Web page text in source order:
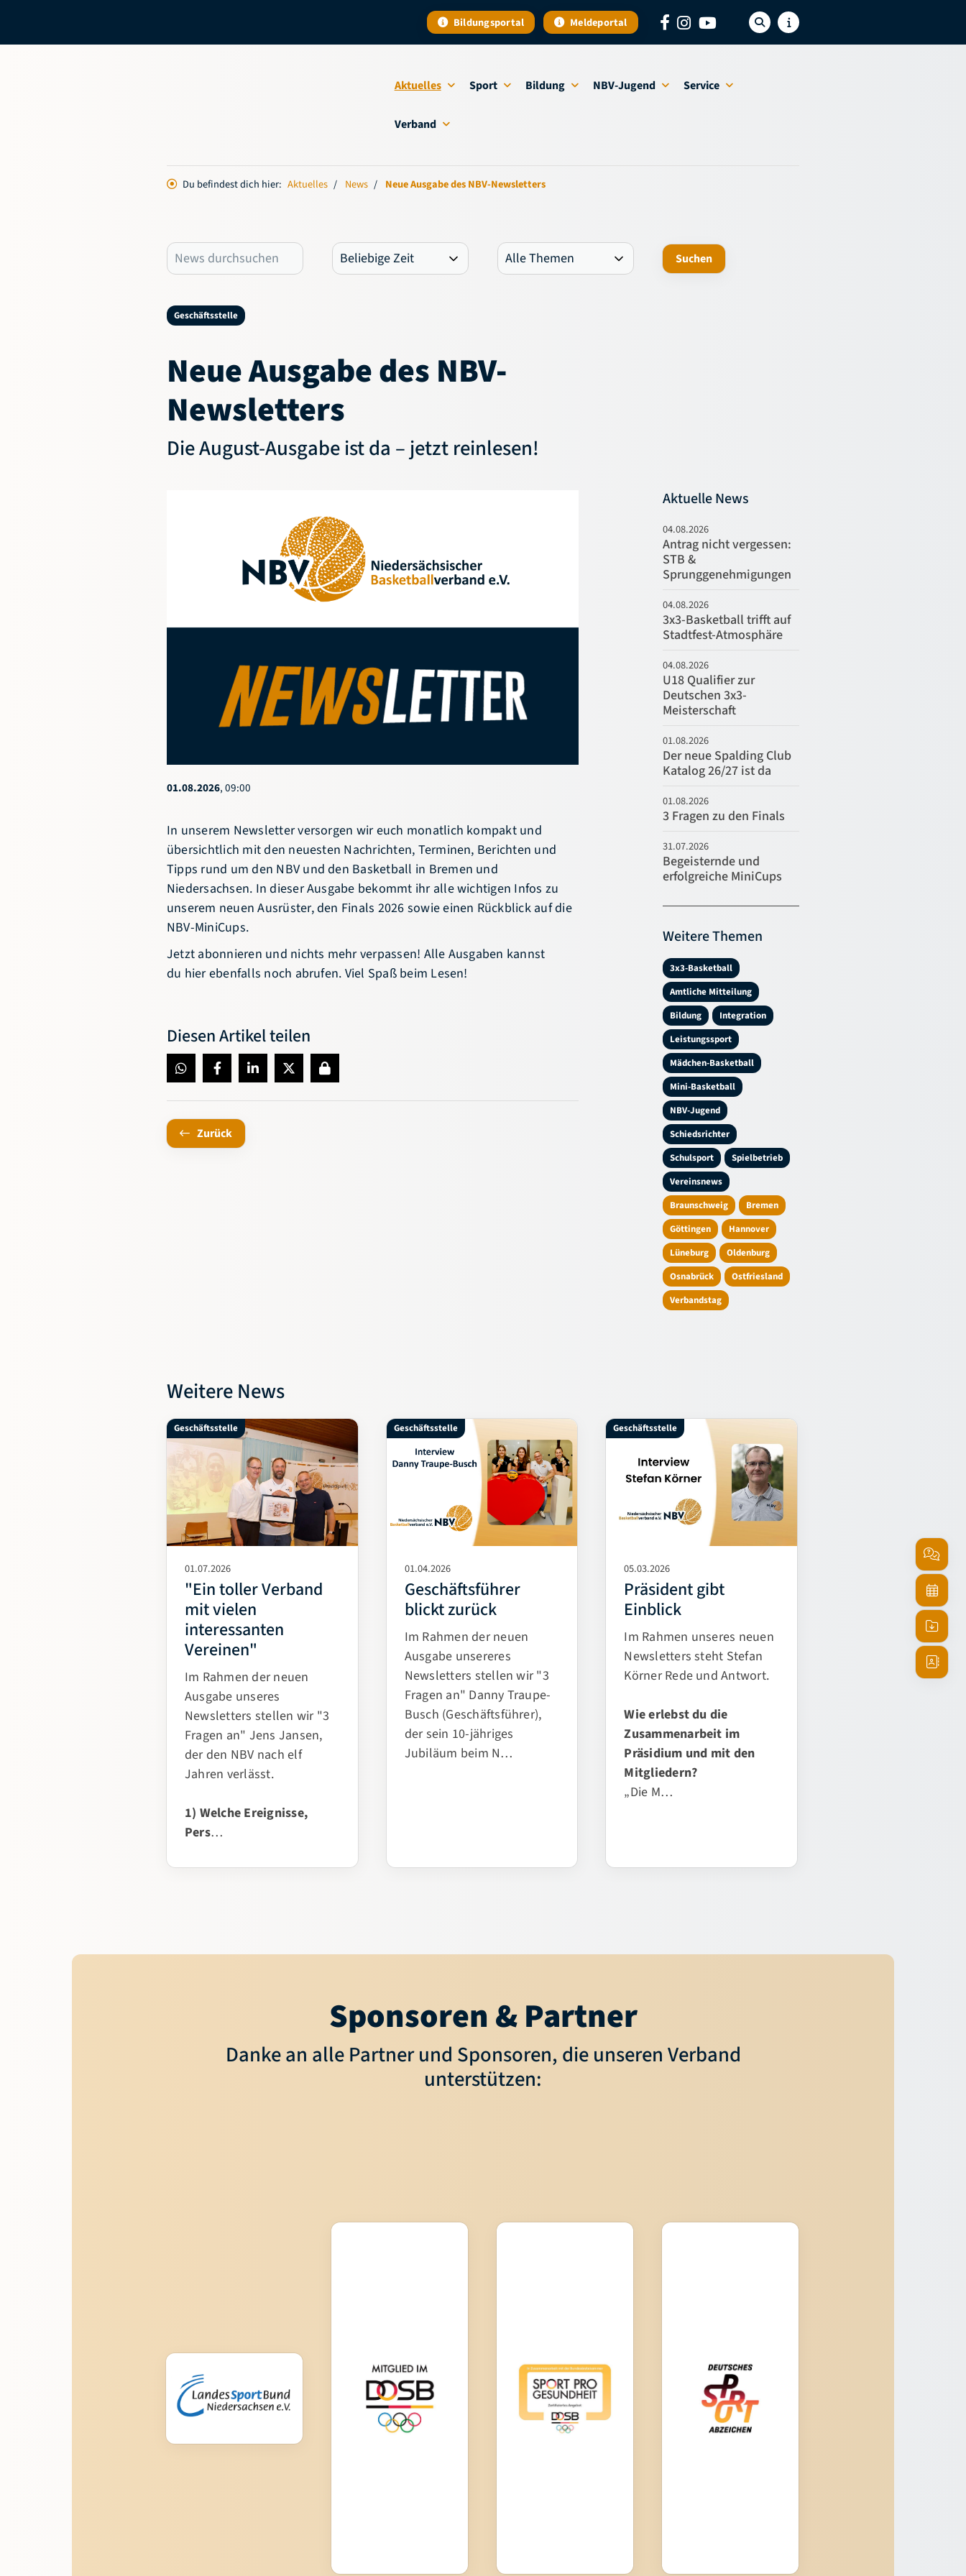
Bildungsportal Meldeportal
Aktuelles Sport Bildung NBV-Jugend Service
Verband
Du befindest dich hier: Aktuelles News Neue Ausgabe des NBV-Newsletters
Geschäftsstelle
Neue Ausgabe des NBV-
Newsletters
Die August-Ausgabe ist da – jetzt reinlesen!
01.08.2026, 09:00
In unserem Newsletter versorgen wir euch monatlich kompakt und
übersichtlich mit den neuesten Nachrichten, Terminen, Berichten und
Tipps rund um den NBV und den Basketball in Bremen und
Niedersachsen. In dieser Ausgabe bekommt ihr alle wichtigen Infos zu
unserem neuen Ausrüster, den Finals 2026 sowie einen Rückblick auf die
NBV-MiniCups.
Jetzt abonnieren und nichts mehr verpassen! Alle Ausgaben kannst
du hierebenfalls noch abrufen. Viel Spaß beim Lesen!
Diesen Artikel teilen
Zurück
Aktuelle News
04.08.2026
Antrag nicht vergessen:
STB &
Sprunggenehmigungen
04.08.2026
3x3-Basketball trifft auf
Stadtfest-Atmosphäre
04.08.2026
U18 Qualifier zur
Deutschen 3x3-
Meisterschaft
01.08.2026
Der neue Spalding Club
Katalog 26/27 ist da
01.08.2026
3 Fragen zu den Finals
31.07.2026
Begeisternde und
erfolgreiche MiniCups
Weitere Themen
3x3-Basketball
Amtliche Mitteilung
Bildung
Integration
Leistungssport
Mädchen-Basketball
Mini-Basketball
NBV-Jugend
Schiedsrichter
Schulsport
Spielbetrieb
Vereinsnews
Braunschweig
Bremen
Göttingen
Hannover
Lüneburg
Oldenburg
Osnabrück
Ostfriesland
Verbandstag
Weitere News
Geschäftsstelle
01.07.2026
"Ein toller Verband
mit vielen
interessanten
Vereinen"
Im Rahmen der neuen
Ausgabe unseres
Newsletters stellen wir "3
Fragen an" Jens Jansen,
der den NBV nach elf
Jahren verlässt.
1) Welche Ereignisse,
Pers…
Geschäftsstelle
01.04.2026
Geschäftsführer
blickt zurück
Im Rahmen der neuen
Ausgabe unsereres
Newsletters stellen wir "3
Fragen an" Danny Traupe-
Busch (Geschäftsführer),
der sein 10-jähriges
Jubiläum beim N…
Geschäftsstelle
05.03.2026
Präsident gibt
Einblick
Im Rahmen unseres neuen
Newsletters steht Stefan
Körner Rede und Antwort.
Wie erlebst du die
Zusammenarbeit im
Präsidium und mit den
Mitgliedern?
„Die M…
Sponsoren & Partner
Danke an alle Partner und Sponsoren, die unseren Verband
unterstützen:
Service
Termine
Niedersächsischer
Basketballverband e.V.
Göttinger Chaussee 115
30459 Hannover
basketball.de
News
Termine
Newsletter
Social-Feed
Hallensuche
Vereinssuche
Downloads
Fragen & Antworten